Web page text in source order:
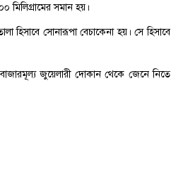
মিলিগ্রামের সমান হয়।
হিসাবে সোনারূপা বেচাকেনা হয়। সে হিসাবে
জুয়েলারী দোকান থেকে জেনে নিতে